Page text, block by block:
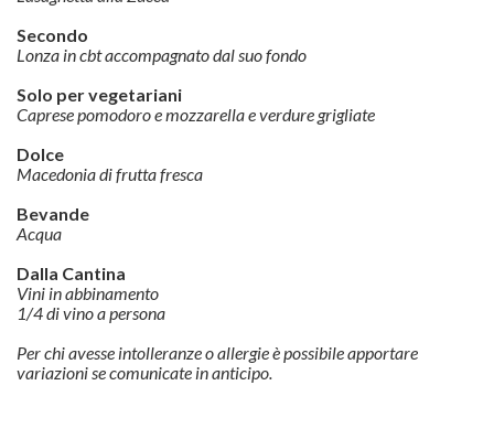
Secondo
Lonza in cbt accompagnato dal suo fondo
Solo per vegetariani
Caprese pomodoro e mozzarella e verdure grigliate
Dolce
Macedonia di frutta fresca
Bevande
Acqua
Dalla Cantina
Vini in abbinamento
1/4 di vino a persona
Per chi avesse intolleranze o allergie è possibile apportare
variazioni se comunicate in anticipo.